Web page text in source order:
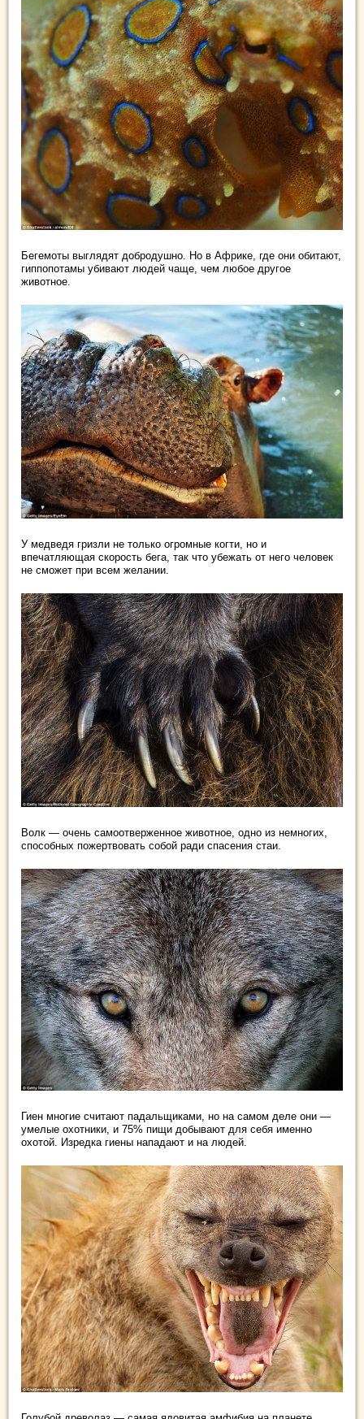
Бегемоты выглядят добродушно. Но в Африке, где они обитают,
гиппопотамы убивают людей чаще, чем любое другое
животное.
У медведя гризли не только огромные когти, но и
впечатляющая скорость бега, так что убежать от него человек
не сможет при всем желании.
Волк — очень самоотверженное животное, одно из немногих,
способных пожертвовать собой ради спасения стаи.
Гиен многие считают падальщиками, но на самом деле они —
умелые охотники, и 75% пищи добывают для себя именно
охотой. Изредка гиены нападают и на людей.